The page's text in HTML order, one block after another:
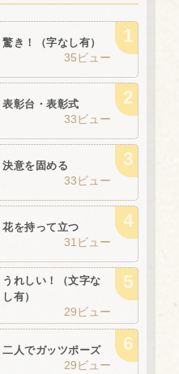
驚き！（字なし有）
35ビュー
表彰台・表彰式
33ビュー
決意を固める
33ビュー
花を持って立つ
31ビュー
うれしい！（文字な
し有）
29ビュー
二人でガッツポーズ
29ビュー